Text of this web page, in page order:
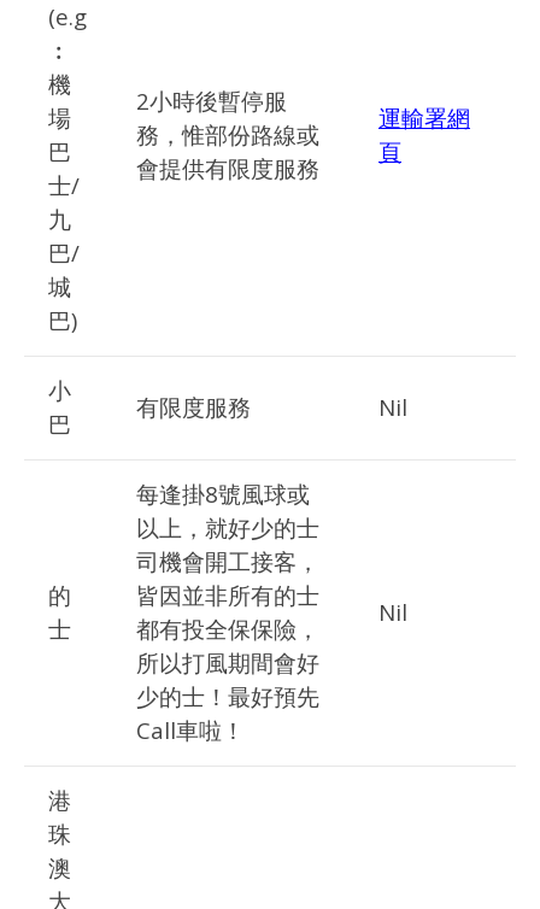
(e.g
︰
機
場
巴
士/
九
巴/
城
巴)
2小時後暫停服
務，惟部份路線或
會提供有限度服務
運輸署網
頁
小
巴
有限度服務 Nil
的
士
每逢掛8號風球或
以上，就好少的士
司機會開工接客，
皆因並非所有的士
都有投全保保險，
所以打風期間會好
少的士！最好預先
Call車啦！
Nil
港
珠
澳
大